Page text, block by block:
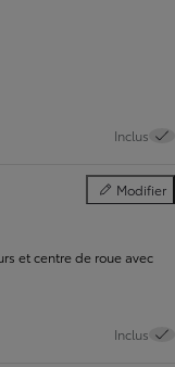
Inclus
Modifier
Jantes
et centre de roue avec
Inclus